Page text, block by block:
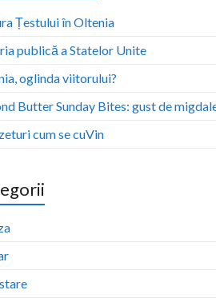
Țestului în Oltenia
publică a Statelor Unite
oglinda viitorului?
Butter Sunday Bites: gust de
cum se cuVin